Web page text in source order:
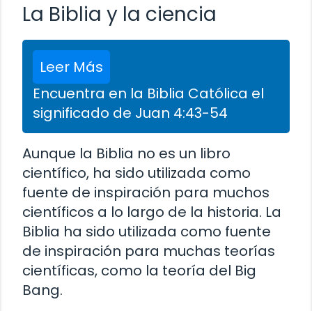
La Biblia y la ciencia
Leer Más
Encuentra en la Biblia Católica el
significado de Juan 4:43-54
Aunque la Biblia no es un libro
científico, ha sido utilizada como
fuente de inspiración para muchos
científicos a lo largo de la historia. La
Biblia ha sido utilizada como fuente
de inspiración para muchas teorías
científicas, como la teoría del Big
Bang.